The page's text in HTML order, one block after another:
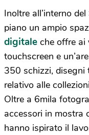
Inoltre all’interno
piano un ampio
digitale che offre
touchscreen e
350 schizzi, disegni
relativo alle
Oltre a 6mila
accessori in mostra
hanno ispirato il